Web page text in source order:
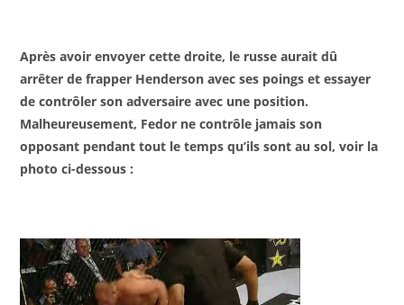
Après avoir envoyer cette droite, le russe aurait dû
arrêter de frapper Henderson avec ses poings et essayer
de contrôler son adversaire avec une position.
Malheureusement, Fedor ne contrôle jamais son
opposant pendant tout le temps qu’ils sont au sol, voir la
photo ci-dessous :